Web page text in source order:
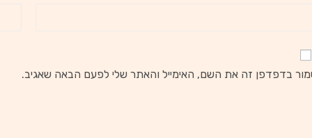
בדפדפן זה את השם, האימייל והאתר שלי לפעם הבאה שאגיב.